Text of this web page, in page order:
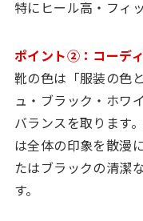
特にヒール高・フィ
ポイント②：コーデ
靴の色は「服装の色
ュ・ブラック・ホワ
バランスを取ります
は全体の印象を散漫
たはブラックの清潔
す。